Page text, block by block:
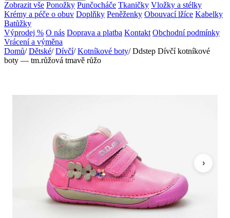
Zobrazit vše Ponožky Punčocháče Tkaničky Vložky a stélky
Krémy a péče o obuv Doplňky Peněženky Obouvací lžíce Kabelky
Batůžky
Výprodej % O nás Doprava a platba Kontakt Obchodní podmínky
Vrácení a výměna
Domů/ Dětské/ Dívčí/ Kotníkové boty/ Ddstep Dívčí kotníkové
boty — tm.růžová tmavě růžo
›